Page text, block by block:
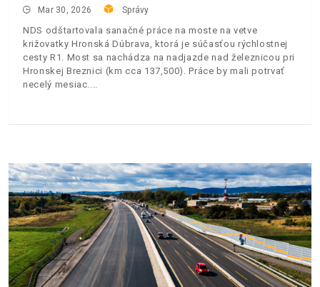
Mar 30, 2026 Správy
NDS odštartovala sanačné práce na moste na vetve
križovatky Hronská Dúbrava, ktorá je súčasťou rýchlostnej
cesty R1. Most sa nachádza na nadjazde nad železnicou pri
Hronskej Breznici (km cca 137,500). Práce by mali potrvať
necelý mesiac.